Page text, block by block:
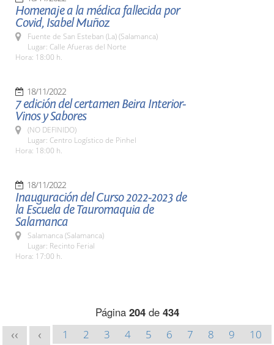
Homenaje a la médica fallecida por
Covid, Isabel Muñoz
Fuente de San Esteban (La) (Salamanca)
Lugar: Calle Afueras del Norte
Hora: 18:00 h.
18/11/2022
7 edición del certamen Beira Interior-
Vinos y Sabores
(NO DEFINIDO)
Lugar: Centro Logístico de Pinhel
Hora: 18:00 h.
18/11/2022
Inauguración del Curso 2022-2023 de
la Escuela de Tauromaquia de
Salamanca
Salamanca (Salamanca)
Lugar: Recinto Ferial
Hora: 17:00 h.
Página 204de 434
<< < 1 2 3 4 5 6 7 8 9
10